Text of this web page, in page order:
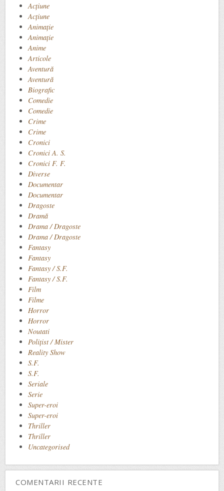
Acţiune
Acțiune
Animaţie
Animație
Anime
Articole
Aventură
Aventură
Biografic
Comedie
Comedie
Crime
Crime
Cronici
Cronici A. S.
Cronici F. F.
Diverse
Documentar
Documentar
Dragoste
Dramă
Drama / Dragoste
Drama / Dragoste
Fantasy
Fantasy
Fantasy / S.F.
Fantasy / S.F.
Film
Filme
Horror
Horror
Noutati
Polițist / Mister
Reality Show
S.F.
S.F.
Seriale
Serie
Super-eroi
Super-eroi
Thriller
Thriller
Uncategorised
COMENTARII RECENTE